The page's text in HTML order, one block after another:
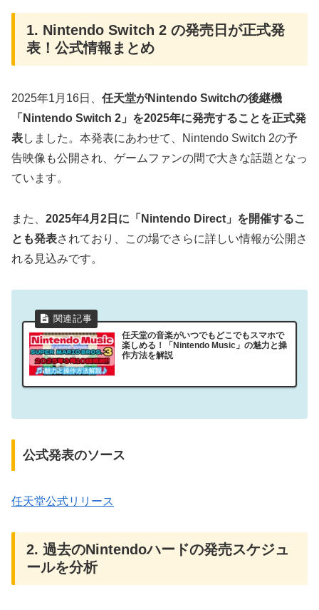
1. Nintendo Switch 2 の発売日が正式発
表！公式情報まとめ
2025年1月16日、 任天堂がNintendo Switchの後継機
「Nintendo Switch 2」を2025年に発売することを正式発
表しました。本発表にあわせて、Nintendo Switch 2の予
告映像も公開され、ゲームファンの間で大きな話題となっ
ています。
また、 2025年4月2日に「Nintendo Direct」を開催するこ
とも発表されており、この場でさらに詳しい情報が公開さ
れる見込みです。
任天堂の音楽がいつでもどこでもスマホで
楽しめる！「Nintendo Music」の魅力と操
作方法を解説
公式発表のソース
任天堂公式リリース
2. 過去のNintendoハードの発売スケジュ
ールを分析